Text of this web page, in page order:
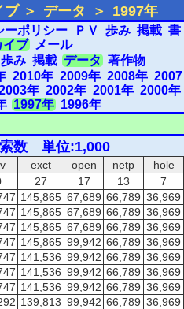
＞ データ ＞ 1997年
ーポリシー ＰＶ 歩み 掲載 書
イブ
メール
歩み 掲載 データ 著作物
2010年 2009年 2008年 2007
年 2002年 2001年 2000年
1997年 1996年
索数 単位:1,000
exct open netp
hole
27 17 13
7
145,865 67,689 66,789 36,969
145,865 67,689 66,789 36,969
145,865 67,689 66,789 36,969
145,865 99,942 66,789 36,969
141,536 99,942 66,789 36,969
141,536 99,942 66,789 36,969
141,536 99,942 66,789 36,969
139,813 99,942 66,789 36,969